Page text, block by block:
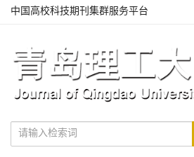
中国高校科技期刊集群服务平台